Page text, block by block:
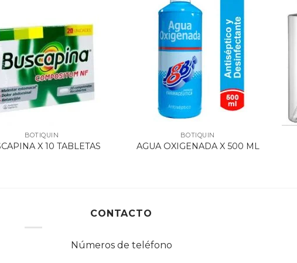
BOTIQUIN
X 10 TABLETAS
BOTIQUIN
AGUA OXIGENADA X 500 ML
CONTACTO
Números de teléfono